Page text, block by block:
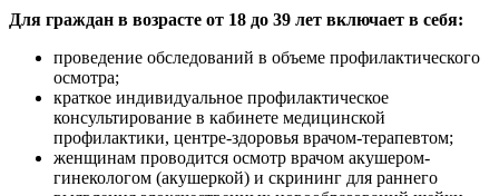
Для граждан в возрасте от 18 до 39 лет включает в себя:
проведение обследований в объеме профилактического
осмотра;
краткое индивидуальное профилактическое
консультирование в кабинете медицинской
профилактики, центре-здоровья врачом-терапевтом;
женщинам проводится осмотр врачом акушером-
гинекологом (акушеркой) и скрининг для раннего